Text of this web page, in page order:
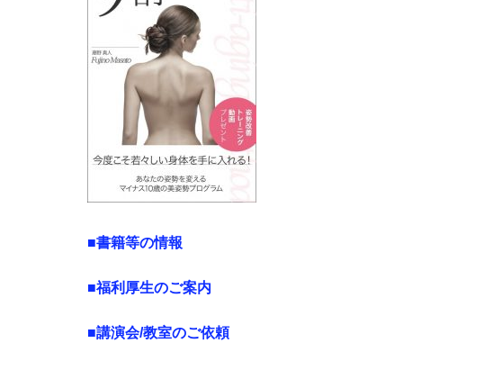
■書籍等の情報
■福利厚生のご案内
■講演会/教室のご依頼